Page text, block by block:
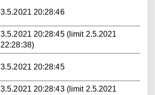
3.5.2021 20:28:46
3.5.2021 20:28:45 (limit 2.5.2021
22:28:38)
3.5.2021 20:28:45
3.5.2021 20:28:43 (limit 2.5.2021